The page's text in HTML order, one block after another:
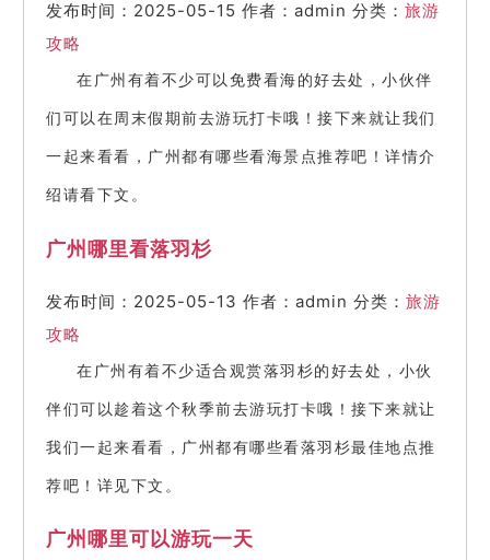
发布时间：2025-05-15 作者：admin 分类： 旅游
攻略
在广州有着不少可以免费看海的好去处，小伙伴
们可以在周末假期前去游玩打卡哦！接下来就让我们
一起来看看，广州都有哪些看海景点推荐吧！详情介
绍请看下文。
广州哪里看落羽杉
发布时间：2025-05-13 作者：admin 分类： 旅游
攻略
在广州有着不少适合观赏落羽杉的好去处，小伙
伴们可以趁着这个秋季前去游玩打卡哦！接下来就让
我们一起来看看，广州都有哪些看落羽杉最佳地点推
荐吧！详见下文。
广州哪里可以游玩一天